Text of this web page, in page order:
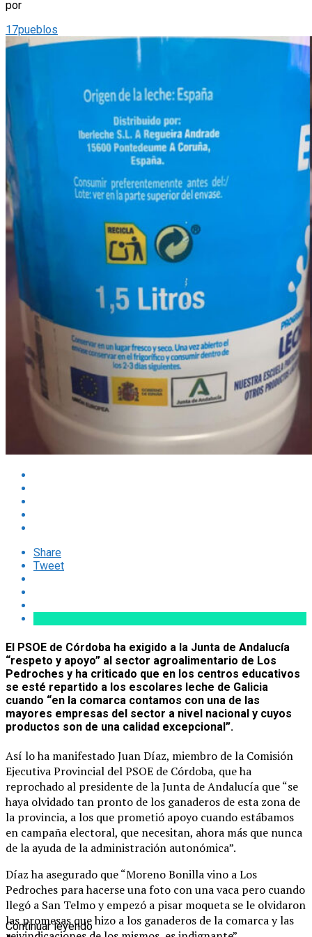
por
17pueblos
Share
Tweet
El PSOE de Córdoba ha exigido a la Junta de Andalucía
“respeto y apoyo” al sector agroalimentario de Los
Pedroches y ha criticado que en los centros educativos
se esté repartido a los escolares leche de Galicia
cuando “en la comarca contamos con una de las
mayores empresas del sector a nivel nacional y cuyos
productos son de una calidad excepcional”.
Así lo ha manifestado Juan Díaz, miembro de la Comisión
Ejecutiva Provincial del PSOE de Córdoba, que ha
reprochado al presidente de la Junta de Andalucía que “se
haya olvidado tan pronto de los ganaderos de esta zona de
la provincia, a los que prometió apoyo cuando estábamos
en campaña electoral, que necesitan, ahora más que nunca
de la ayuda de la administración autonómica”.
Díaz ha asegurado que “Moreno Bonilla vino a Los
Pedroches para hacerse una foto con una vaca pero cuando
llegó a San Telmo y empezó a pisar moqueta se le olvidaron
las promesas que hizo a los ganaderos de la comarca y las
Continuar leyendo